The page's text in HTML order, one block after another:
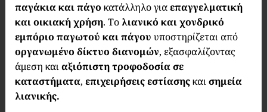
παγάκια και πάγο κατάλληλο γιαεπαγγελματική
και οικιακή χρήση. Το λιανικό και χονδρικό
εμπόριο παγωτού και πάγου υποστηρίζεται από
οργανωμένο δίκτυο διανομών, εξασφαλίζοντας
άμεση καιαξιόπιστη τροφοδοσία σε
καταστήματα, επιχειρήσεις εστίασηςκαισημεία
λιανικής.